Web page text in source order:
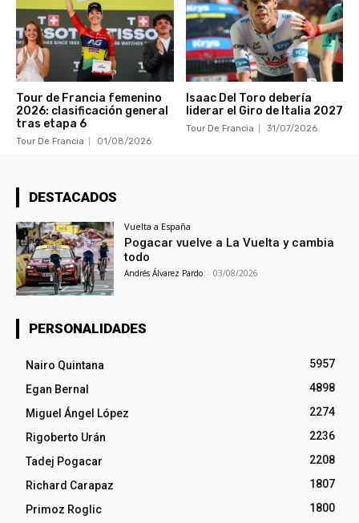
Tour de Francia femenino
2026: clasificación general
tras etapa 6
Tour De Francia 01/08/2026
Isaac Del Toro debería
liderar el Giro de Italia 2027
Tour De Francia 31/07/2026
DESTACADOS
Vuelta a España
Pogacar vuelve a La Vuelta y cambia
todo
Andrés Álvarez Pardo - 03/08/2026
PERSONALIDADES
Nairo Quintana
5957
Egan Bernal
4898
Miguel Ángel López
2274
Rigoberto Urán
2236
Tadej Pogacar
2208
Richard Carapaz
1807
Primoz Roglic
1800